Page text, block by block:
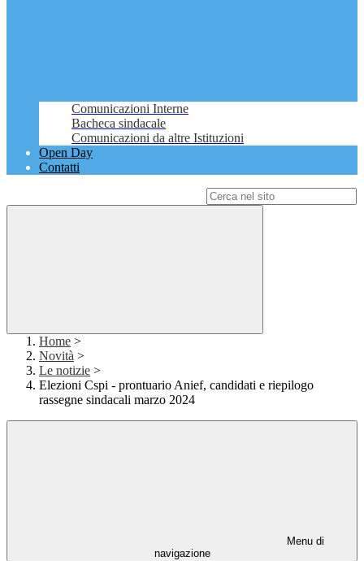
Comunicazioni Interne
Bacheca sindacale
Comunicazioni da altre Istituzioni
Open Day
Contatti
Home >
Novità >
Le notizie >
Elezioni Cspi - prontuario Anief, candidati e riepilogo
rassegne sindacali marzo 2024
Menu di
navigazione